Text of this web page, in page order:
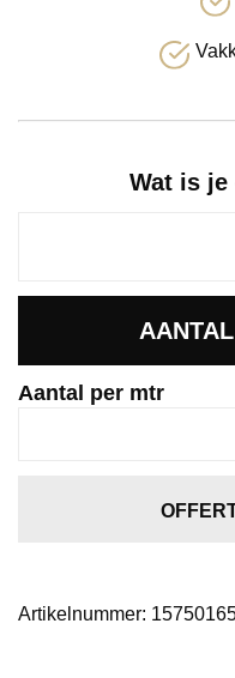
Wat is je
Aantal per mtr
Artikelnummer: